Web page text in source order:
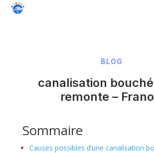
BLOG
canalisation
remonte –
Sommaire
Causes possibles d’une canalisation